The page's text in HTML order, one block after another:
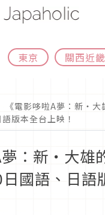
東京 關西近畿
《電影哆啦A夢：新‧大
版本全台上映！
夢：新‧大雄
國語、日語